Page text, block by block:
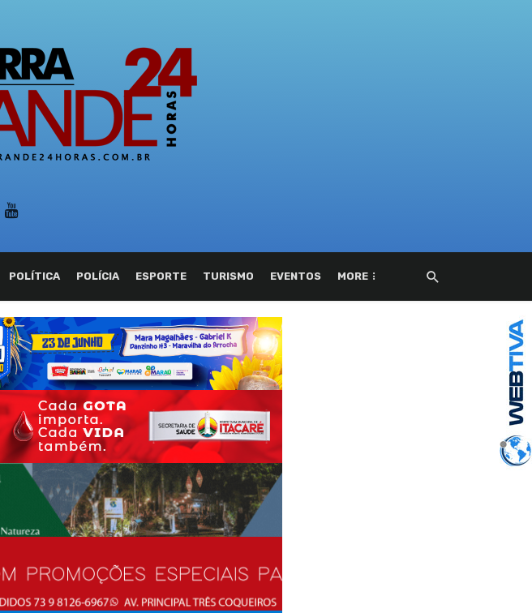
POLÍTICA POLÍCIA ESPORTE TURISMO EVENTOS MORE